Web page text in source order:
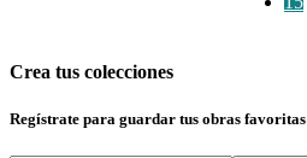
Crea tus colecciones
Regístrate para guardar tus obras favoritas